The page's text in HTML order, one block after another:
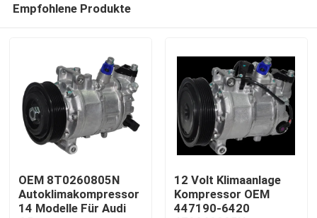
Startseite
Empfohlene Produkte
OEM 8T0260805N
Autoklimakompressor
14 Modelle Für Audi
12 Volt Klimaanlage
Kompressor OEM
447190-6420